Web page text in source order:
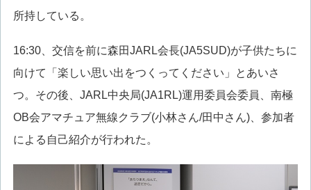
所持している。
16:30、交信を前に森田JARL会長(JA5SUD)が子供たちに
向けて「楽しい思い出をつくってください」とあいさ
つ。その後、JARL中央局(JA1RL)運用委員会委員、南極
OB会アマチュア無線クラブ(小林さん/田中さん)、参加者
による自己紹介が行われた。